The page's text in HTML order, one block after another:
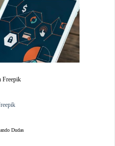
Freepik
Dudas